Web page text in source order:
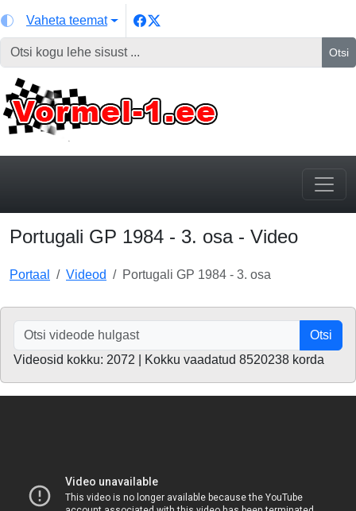
Vaheta teemat
Otsi
Portugali GP 1984 - 3. osa - Video
Portaal Videod Portugali GP 1984 - 3. osa
Otsi
Videosid kokku: 2072 | Kokku vaadatud 8520238 korda